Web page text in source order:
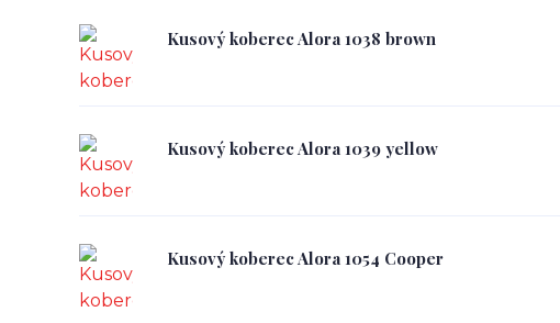
Kusový koberec Alora 1038 brown
Kusový koberec Alora 1039 yellow
Kusový koberec Alora 1054 Cooper